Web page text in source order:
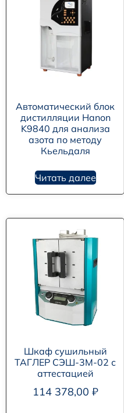
Автоматический блок
дистилляции Hanon
K9840 для анализа
азота по методу
Кьельдаля
Читать далее
Шкаф сушильный
ТАГЛЕР СЭШ-3М-02 с
аттестацией
114 378,00 ₽